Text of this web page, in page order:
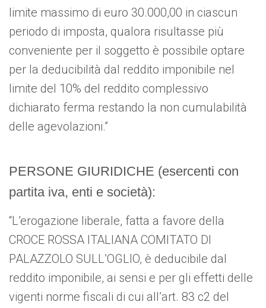
limite massimo di euro 30.000,00 in ciascun
periodo di imposta, qualora risultasse più
conveniente per il soggetto è possibile optare
per la deducibilità dal reddito imponibile nel
limite del 10% del reddito complessivo
dichiarato ferma restando la non cumulabilità
delle agevolazioni.”
PERSONE GIURIDICHE (esercenti con
partita iva, enti e società):
“L’erogazione liberale, fatta a favore della
CROCE ROSSA ITALIANA COMITATO DI
PALAZZOLO SULL’OGLIO, è deducibile dal
reddito imponibile, ai sensi e per gli effetti delle
vigenti norme fiscali di cui all’art. 83 c2 del